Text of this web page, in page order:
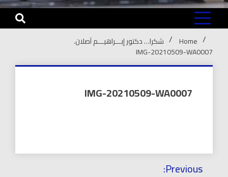
Home
شكرا… دكتور إبـــراهيـــم آصلان.
IMG-20210509-WA0007
IMG-20210509-WA0007
تصفّح
Previous: